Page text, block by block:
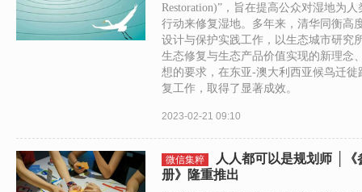
Restoration)”，旨在提高公众对湿地为
行动来修复湿地。多年来，清华同衡高
设计与保护实践工作，以生态城市研究
生态修复与生态产品价值实现的新理念
想的要求，在东亚-澳大利西亚候鸟迁
复工作，取得了显著成效。
2023-02-21 09:10
微信集粹
人人都可以是规划师 │
册》隆重推出